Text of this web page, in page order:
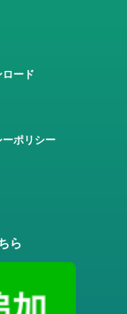
ード
ーポリシー
ら